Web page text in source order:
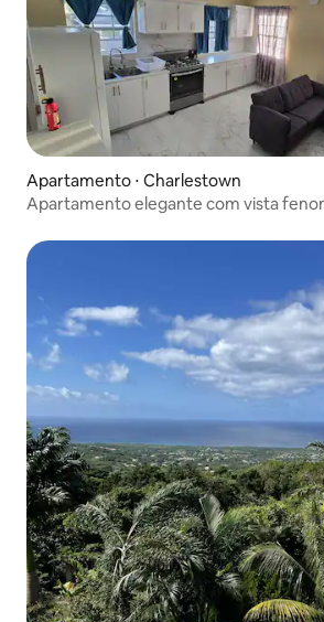
Apartamento ⋅ Charlestown
Apartamento elegante com vista